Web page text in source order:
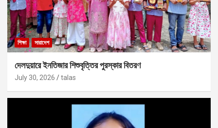
শিক্ষা সারাদেশ
দেলদুয়ারে ইনতিজার শিশুবৃত্তির পুরস্কার বিতরণ
July 30, 2026 talas